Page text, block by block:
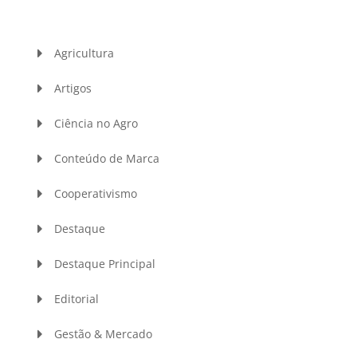
Agricultura
Artigos
Ciência no Agro
Conteúdo de Marca
Cooperativismo
Destaque
Destaque Principal
Editorial
Gestão & Mercado